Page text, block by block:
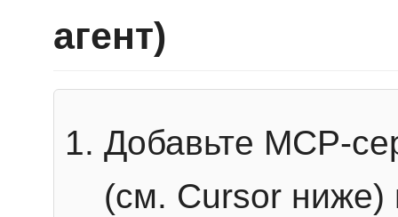
агент)
Добавьте MCP-
(см. Cursor ниже)